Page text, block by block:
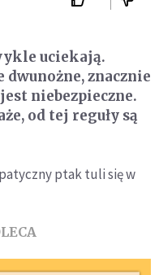
uciekają.
znacznie
niebezpieczne.
od tej reguły są
ptak tuli się w